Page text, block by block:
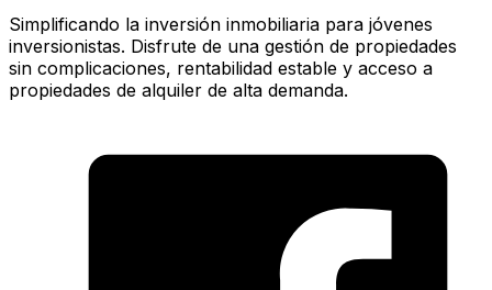
Simplificando la inversión inmobiliaria para jóvenes
inversionistas. Disfrute de una gestión de propiedades
sin complicaciones, rentabilidad estable y acceso a
propiedades de alquiler de alta demanda.